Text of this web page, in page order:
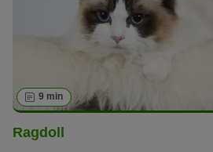
9 min
Ragdoll